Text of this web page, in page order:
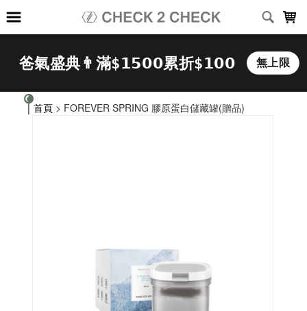
首頁 > FOREVER SPRING 膠原蛋白儲藏罐(贈品)